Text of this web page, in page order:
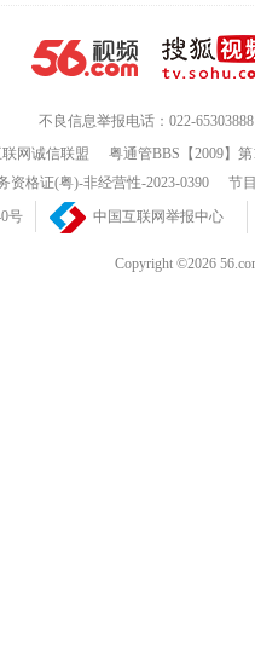
不良信息举报电话：022-65303888
网诚信联盟
粤通管BBS【2009】
资格证(粤)-非经营性-2023-0390
节
号
中国互联网举报中心
Copyright ©2026